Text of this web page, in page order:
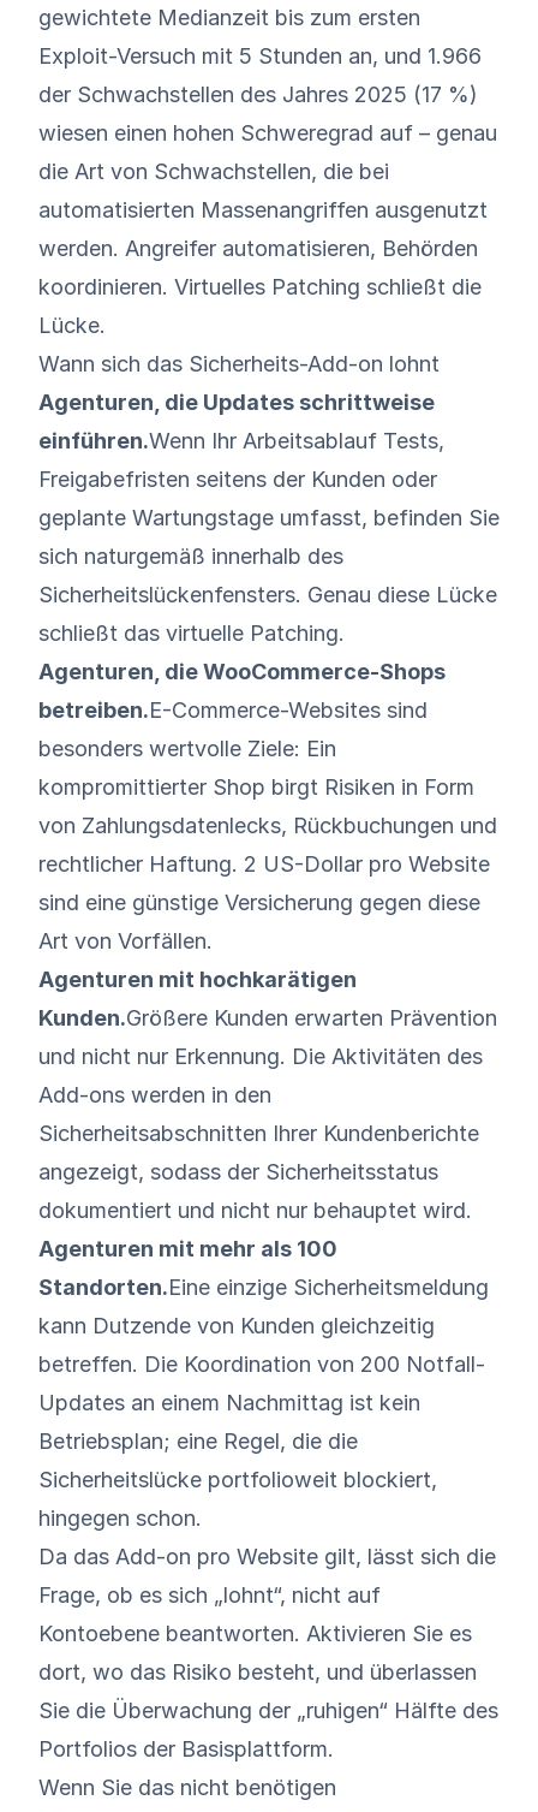
gewichtete Medianzeit bis zum ersten
Exploit-Versuch mit 5 Stunden an, und 1.966
der Schwachstellen des Jahres 2025 (17 %)
wiesen einen hohen Schweregrad auf – genau
die Art von Schwachstellen, die bei
automatisierten Massenangriffen ausgenutzt
werden. Angreifer automatisieren, Behörden
koordinieren. Virtuelles Patching schließt die
Lücke.
Wann sich das Sicherheits-Add-on lohnt
Agenturen, die Updates schrittweise
einführen.Wenn Ihr Arbeitsablauf Tests,
Freigabefristen seitens der Kunden oder
geplante Wartungstage umfasst, befinden Sie
sich naturgemäß innerhalb des
Sicherheitslückenfensters. Genau diese Lücke
schließt das virtuelle Patching.
Agenturen, die WooCommerce-Shops
betreiben.E-Commerce-Websites sind
besonders wertvolle Ziele: Ein
kompromittierter Shop birgt Risiken in Form
von Zahlungsdatenlecks, Rückbuchungen und
rechtlicher Haftung. 2 US-Dollar pro Website
sind eine günstige Versicherung gegen diese
Art von Vorfällen.
Agenturen mit hochkarätigen
Kunden.Größere Kunden erwarten Prävention
und nicht nur Erkennung. Die Aktivitäten des
Add-ons werden in den
Sicherheitsabschnitten Ihrer Kundenberichte
angezeigt, sodass der Sicherheitsstatus
dokumentiert und nicht nur behauptet wird.
Agenturen mit mehr als 100
Standorten.Eine einzige Sicherheitsmeldung
kann Dutzende von Kunden gleichzeitig
betreffen. Die Koordination von 200 Notfall-
Updates an einem Nachmittag ist kein
Betriebsplan; eine Regel, die die
Sicherheitslücke portfolioweit blockiert,
hingegen schon.
Da das Add-on pro Website gilt, lässt sich die
Frage, ob es sich „lohnt“, nicht auf
Kontoebene beantworten. Aktivieren Sie es
dort, wo das Risiko besteht, und überlassen
Sie die Überwachung der „ruhigen“ Hälfte des
Portfolios der Basisplattform.
Wenn Sie das nicht benötigen